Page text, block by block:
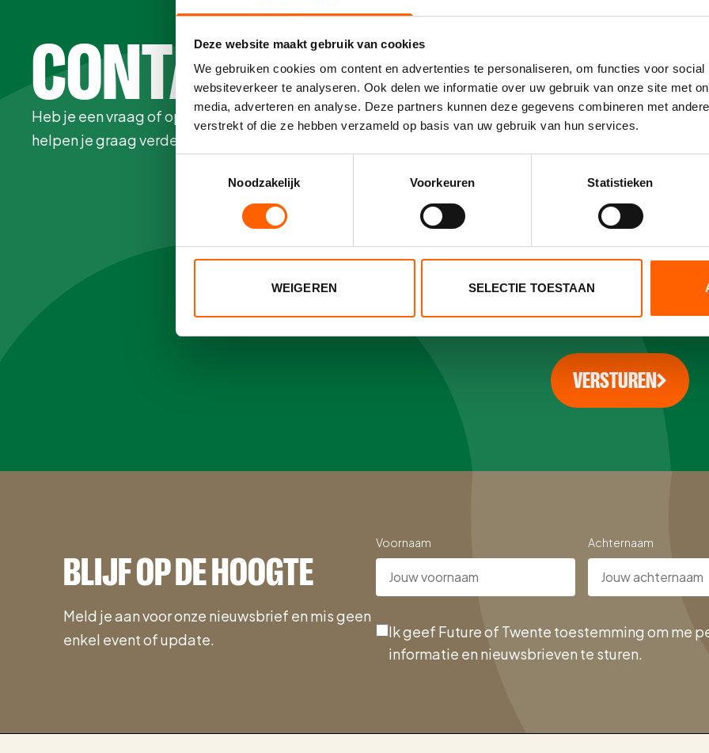
Deze website maakt gebruik van cookies
We gebruiken cookies om content en advertenties te personaliseren, om functies voor
websiteverkeer te analyseren. Ook delen we informatie over uw gebruik van onze site met
media, adverteren en analyse. Deze partners kunnen deze gegevens combineren met
verstrekt of die ze hebben verzameld op basis van uw gebruik van hun services.
Noodzakelijk
Voorkeuren Statistieken
WEIGEREN SELECTIE TOESTAAN
CONTACT ONS
Heb je een vraag of opmerking? Vul het formulier in en we
helpen je graag verder!
E-mailadres
Jouw bericht
Ik ga akkoord met
VERSTUREN
BLIJF OP DE HOOGTE
Meld je aan voor onze nieuwsbrief en mis geen
enkel event of update.
Voornaam Achternaam
Ik geef Future of Twente toestemming om me
informatie en nieuwsbrieven te sturen.